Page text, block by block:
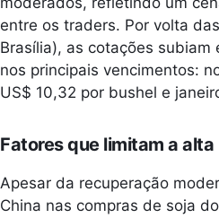
entre os traders. Por volta
Brasília), as cotações
nos principais vencimentos:
US$ 10,32 por bushel e
Fatores que limitam a alta
Apesar da recuperação
China nas compras de soja